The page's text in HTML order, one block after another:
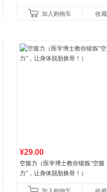
加入购物车 收藏
¥29.00
空腹力（医学博士教你锻炼“空腹
力”，让身体脱胎换骨！）